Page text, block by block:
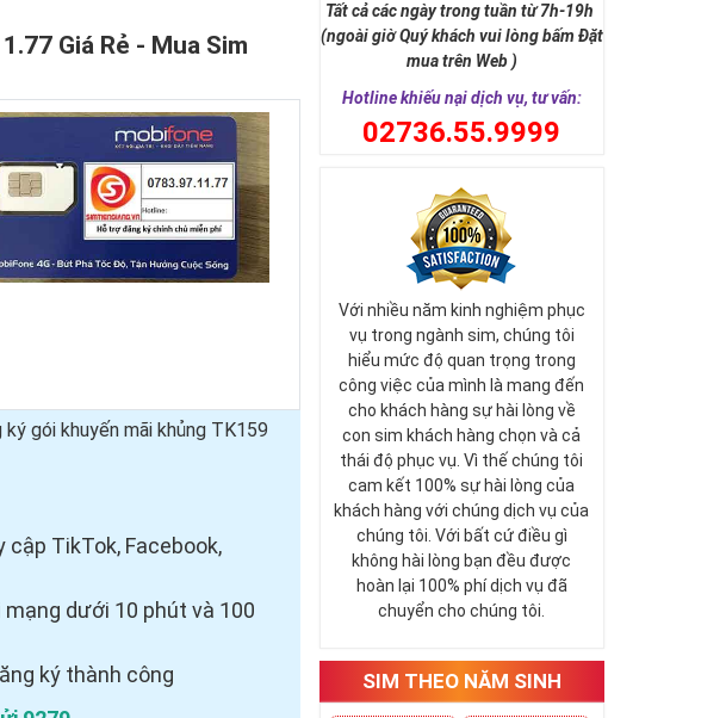
Giá Rẻ - Mua Sim
gói khuyến mãi khủng TK159
cập TikTok, Facebook,
dưới 10 phút và 100
ký thành công
Tất cả các ngày trong tuần từ 7h-19h
(ngoài giờ Quý khách vui lòng bấm Đặt
mua trên Web )
Hotline khiếu nại dịch vụ, tư vấn:
02736.55.9999
Với nhiều năm kinh nghiệm phục
vụ trong ngành sim, chúng tôi
hiểu mức độ quan trọng trong
công việc của mình là mang đến
cho khách hàng sự hài lòng về
con sim khách hàng chọn và cả
thái độ phục vụ. Vì thế chúng tôi
cam kết 100% sự hài lòng của
khách hàng với chúng dịch vụ của
chúng tôi. Với bất cứ điều gì
không hài lòng bạn đều được
hoàn lại 100% phí dịch vụ đã
chuyển cho chúng tôi.
SIM THEO NĂM SINH